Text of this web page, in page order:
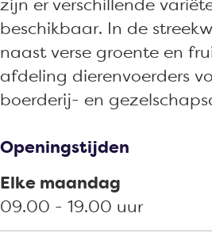
o
u
w
e
n
i
r
v
d
b
o
u
w
n
D
i
e
n
d
b
o
u
e
n
D
i
n
d
b
o
u
e
n
D
i
zijn er verschillende
beschikbaar. In de
naast verse groente en
afdeling dierenvoerders
boerderij- en
Openingstijden
Elke maandag
09.00 - 19.00 uur